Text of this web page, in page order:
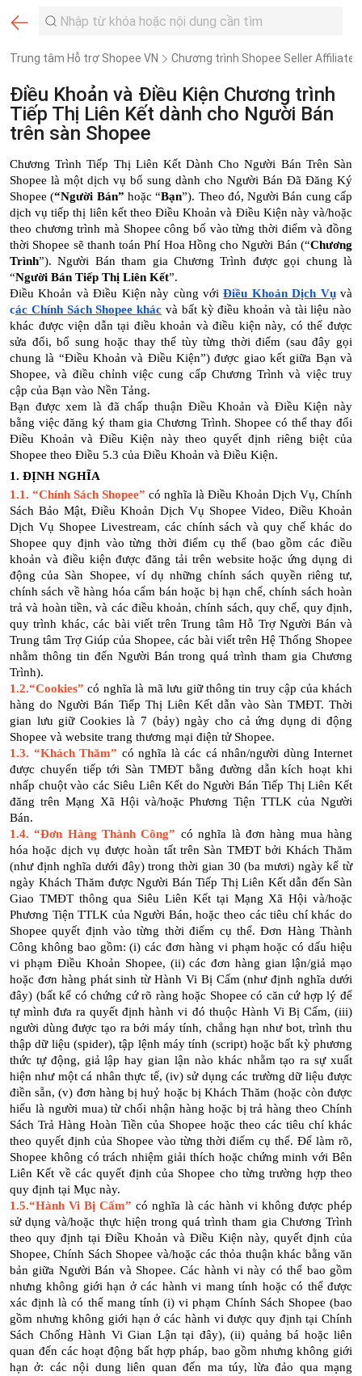
Trung tâm Hỗ trợ Shopee VN Chương trình Shopee Seller Affiliate
Điều Khoản và Điều Kiện Chương trình
Tiếp Thị Liên Kết dành cho Người Bán
trên sàn Shopee
Chương Trình Tiếp Thị Liên Kết Dành Cho Người Bán Trên Sàn
Shopee là một dịch vụ bổ sung dành cho Người Bán Đã Đăng Ký
Shopee (“Người Bán” hoặc “Bạn”). Theo đó, Người Bán cung cấp
dịch vụ tiếp thị liên kết theo Điều Khoản và Điều Kiện này và/hoặc
theo chương trình mà Shopee công bố vào từng thời điểm và đồng
thời Shopee sẽ thanh toán Phí Hoa Hồng cho Người Bán (“Chương
Trình”). Người Bán tham gia Chương Trình được gọi chung là
“Người Bán Tiếp Thị Liên Kết”.
Điều Khoản và Điều Kiện này cùng với Điều Khoản Dịch Vụ và
các Chính Sách Shopee khác và bất kỳ điều khoản và tài liệu nào
khác được viện dẫn tại điều khoản và điều kiện này, có thể được
sửa đổi, bổ sung hoặc thay thế tùy từng thời điểm (sau đây gọi
chung là “Điều Khoản và Điều Kiện”) được giao kết giữa Bạn và
Shopee, và điều chỉnh việc cung cấp Chương Trình và việc truy
cập của Bạn vào Nền Tảng.
Bạn được xem là đã chấp thuận Điều Khoản và Điều Kiện này
bằng việc đăng ký tham gia Chương Trình. Shopee có thể thay đổi
Điều Khoản và Điều Kiện này theo quyết định riêng biệt của
Shopee theo Điều 5.3 của Điều Khoản và Điều Kiện.
1. ĐỊNH NGHĨA
1.1. “Chính Sách Shopee” có nghĩa là Điều Khoản Dịch Vụ, Chính
Sách Bảo Mật, Điều Khoản Dịch Vụ Shopee Video, Điều Khoản
Dịch Vụ Shopee Livestream, các chính sách và quy chế khác do
Shopee quy định vào từng thời điểm cụ thể (bao gồm các điều
khoản và điều kiện được đăng tải trên website hoặc ứng dụng di
động của Sàn Shopee, ví dụ những chính sách quyền riêng tư,
chính sách về hàng hóa cấm bán hoặc bị hạn chế, chính sách hoàn
trả và hoàn tiền, và các điều khoản, chính sách, quy chế, quy định,
quy trình khác, các bài viết trên Trung tâm Hỗ Trợ Người Bán và
Trung tâm Trợ Giúp của Shopee, các bài viết trên Hệ Thống Shopee
nhằm thông tin đến Người Bán trong quá trình tham gia Chương
Trình).
1.2.“Cookies” có nghĩa là mã lưu giữ thông tin truy cập của khách
hàng do Người Bán Tiếp Thị Liên Kết dẫn vào Sàn TMĐT. Thời
gian lưu giữ Cookies là 7 (bảy) ngày cho cả ứng dụng di động
Shopee và website trang thương mại điện tử Shopee.
1.3. “Khách Thăm” có nghĩa là các cá nhân/người dùng Internet
được chuyển tiếp tới Sàn TMĐT bằng đường dẫn kích hoạt khi
nhấp chuột vào các Siêu Liên Kết do Người Bán Tiếp Thị Liên Kết
đăng trên Mạng Xã Hội và/hoặc Phương Tiện TTLK của Người
Bán.
1.4. “Đơn Hàng Thành Công” có nghĩa là đơn hàng mua hàng
hóa hoặc dịch vụ được hoàn tất trên Sàn TMĐT bởi Khách Thăm
(như định nghĩa dưới đây) trong thời gian 30 (ba mươi) ngày kể từ
ngày Khách Thăm được Người Bán Tiếp Thị Liên Kết dẫn đến Sàn
Giao TMĐT thông qua Siêu Liên Kết tại Mạng Xã Hội và/hoặc
Phương Tiện TTLK của Người Bán, hoặc theo các tiêu chí khác do
Shopee quyết định vào từng thời điểm cụ thể. Đơn Hàng Thành
Công không bao gồm: (i) các đơn hàng vi phạm hoặc có dấu hiệu
vi phạm Điều Khoản Shopee, (ii) các đơn hàng gian lận/giả mạo
hoặc đơn hàng phát sinh từ Hành Vi Bị Cấm (như định nghĩa dưới
đây) (bất kể có chứng cứ rõ ràng hoặc Shopee có căn cứ hợp lý để
tự mình đưa ra quyết định hành vi đó thuộc Hành Vi Bị Cấm, (iii)
người dùng được tạo ra bởi máy tính, chẳng hạn như bot, trình thu
thập dữ liệu (spider), tập lệnh máy tính (script) hoặc bất kỳ phương
thức tự động, giả lập hay gian lận nào khác nhằm tạo ra sự xuất
hiện như một cá nhân thực tế, (iv) sử dụng các trường dữ liệu được
điền sẵn, (v) đơn hàng bị huỷ hoặc bị Khách Thăm (hoặc còn được
hiểu là người mua) từ chối nhận hàng hoặc bị trả hàng theo Chính
Sách Trả Hàng Hoàn Tiền của Shopee hoặc theo các tiêu chí khác
theo quyết định của Shopee vào từng thời điểm cụ thể. Để làm rõ,
Shopee không có trách nhiệm giải thích hoặc chứng minh với Bên
Liên Kết về các quyết định của Shopee cho từng trường hợp theo
quy định tại Mục này.
1.5.“Hành Vi Bị Cấm” có nghĩa là các hành vi không được phép
sử dụng và/hoặc thực hiện trong quá trình tham gia Chương Trình
theo quy định tại Điều Khoản và Điều Kiện này, quyết định của
Shopee, Chính Sách Shopee và/hoặc các thỏa thuận khác bằng văn
bản giữa Người Bán và Shopee. Các hành vi này có thể bao gồm
nhưng không giới hạn ở các hành vi mang tính hoặc có thể được
xác định là có thể mang tính (i) vi phạm Chính Sách Shopee (bao
gồm nhưng không giới hạn ở các hành vi được quy định tại Chính
Sách Chống Hành Vi Gian Lận tại đây), (ii) quảng bá hoặc liên
quan đến các hoạt động bất hợp pháp, bao gồm nhưng không giới
hạn ở: các nội dung liên quan đến ma túy, lừa đảo qua mạng